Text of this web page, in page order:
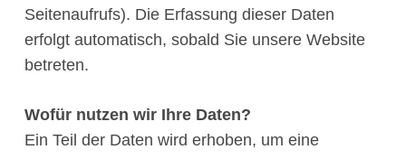
Seitenaufrufs). Die Erfassung dieser Daten
erfolgt automatisch, sobald Sie unsere Website
betreten.
Wofür nutzen wir Ihre Daten?
Ein Teil der Daten wird erhoben, um eine